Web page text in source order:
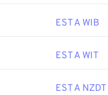
EST A WIB
EST A WIT
EST A NZDT